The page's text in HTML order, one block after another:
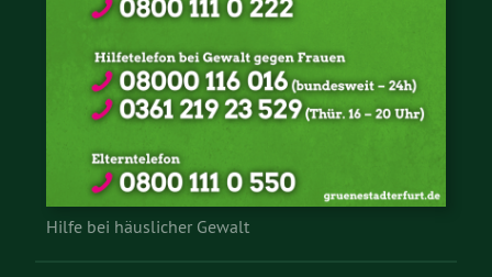
Hilfe bei häuslicher Gewalt